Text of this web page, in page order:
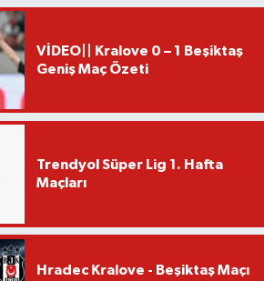
VİDEO|| Kralove 0 – 1 Beşiktaş
Geniş Maç Özeti
Trendyol Süper Lig 1. Hafta
Maçları
Hradec Kralove - Beşiktaş Maçı